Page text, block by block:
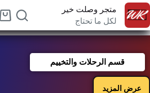
متجر وصلت خير
لكل ما تحتاج
قسم الرحلات والتخييم
عرض المزيد